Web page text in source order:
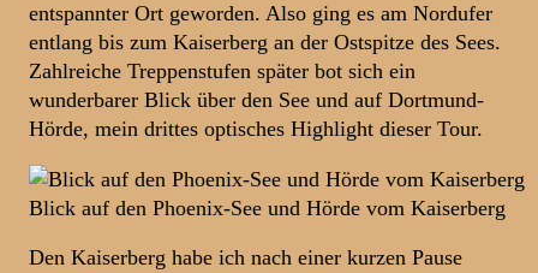
entspannter Ort geworden. Also ging es am Nordufer
entlang bis zum Kaiserberg an der Ostspitze des Sees.
Zahlreiche Treppenstufen später bot sich ein
wunderbarer Blick über den See und auf Dortmund-
Hörde, mein drittes optisches Highlight dieser Tour.
Blick auf den Phoenix-See und Hörde vom Kaiserberg
Den Kaiserberg habe ich nach einer kurzen Pause